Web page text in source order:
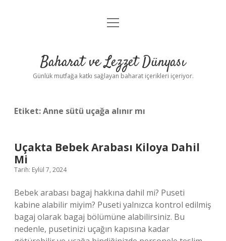
Anasayfa
Yasal Uyarı
menüyü
Baharat ve Lezzet Dünyası
Günlük mutfağa katkı sağlayan baharat içerikleri içeriyor.
Etiket:Anne sütü uçağa alınır mı
Uçakta Bebek Arabası Kiloya Dahil
Mi
Tarih: Eylül 7, 2024
Bebek arabası bagaj hakkına dahil mi? Puseti
kabine alabilir miyim? Puseti yalnızca kontrol edilmiş
bagaj olarak bagaj bölümüne alabilirsiniz. Bu
nedenle, pusetinizi uçağın kapısına kadar